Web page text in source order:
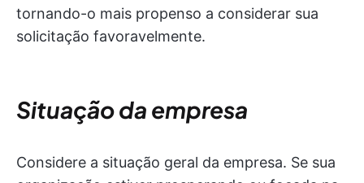
tornando-o mais propenso a considerar sua
solicitação favoravelmente.
Situação da empresa
Considere a situação geral da empresa. Se sua